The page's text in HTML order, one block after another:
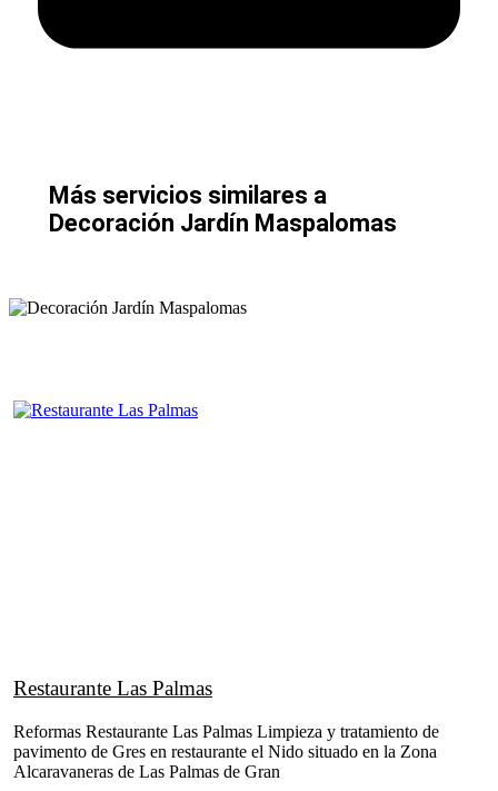
Más servicios similares a
Decoración Jardín Maspalomas
Restaurante Las Palmas
Reformas Restaurante Las Palmas Limpieza y tratamiento de
pavimento de Gres en restaurante el Nido situado en la Zona
Alcaravaneras de Las Palmas de Gran